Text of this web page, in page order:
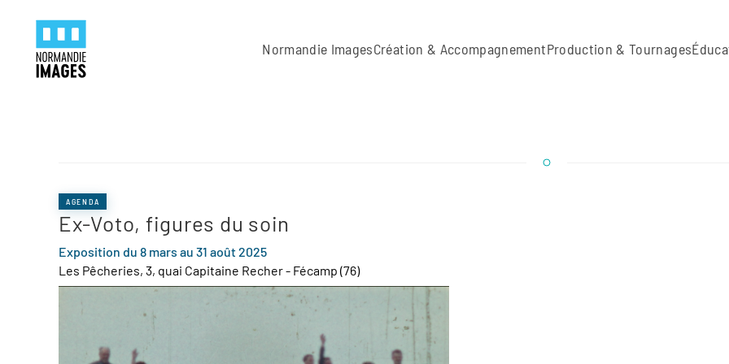
Skip to main content
Normandie ImagesCréation & AccompagnementProduction & Tournages
AGENDA
Ex-Voto, figures du soin
Exposition du 8 mars au 31 août 2025
Les Pêcheries, 3, quai Capitaine Recher - Fécamp (76)